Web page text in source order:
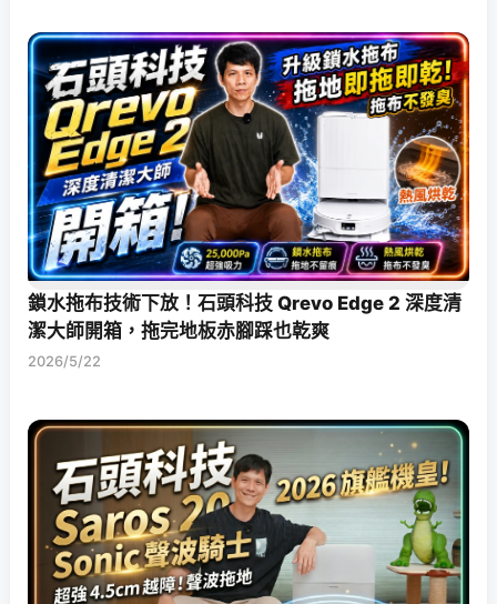
鎖水拖布技術下放！石頭科技 Qrevo Edge 2 深度清
潔大師開箱，拖完地板赤腳踩也乾爽
2026/5/22